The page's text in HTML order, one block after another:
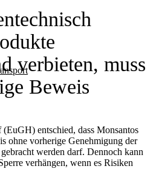
verbieten, muss
Beweis
entschied, dass Monsantos
ohne vorherige Genehmigung der
werden darf. Dennoch kann
verhängen, wenn es Risiken